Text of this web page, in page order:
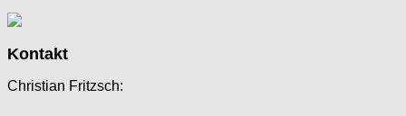
Kontakt
Christian Fritzsch: